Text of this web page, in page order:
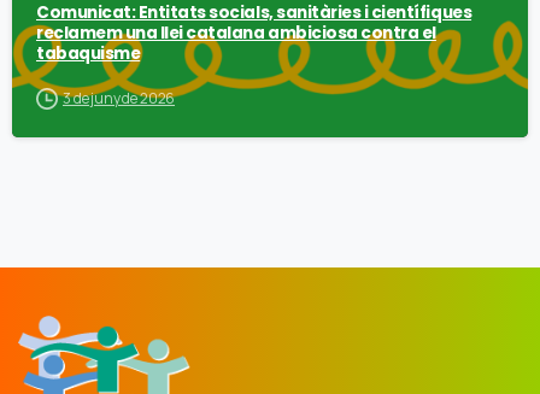
Comunicat: Entitats socials, sanitàries i científiques
reclamem una llei catalana ambiciosa contra el
tabaquisme
3 de juny de 2026